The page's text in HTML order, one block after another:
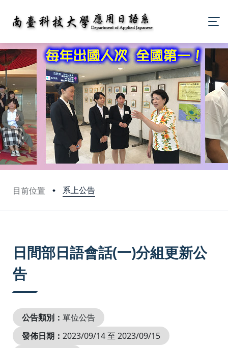
目前位置 系上公告
日間部日語會話(一)分組更新公
告
公告類別： 單位公告
發佈日期： 2023/09/14 至 2023/09/15